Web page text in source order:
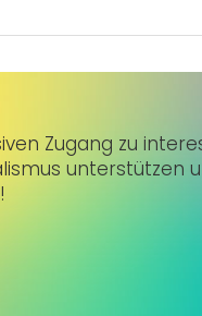
Zugang zu
unterstützen